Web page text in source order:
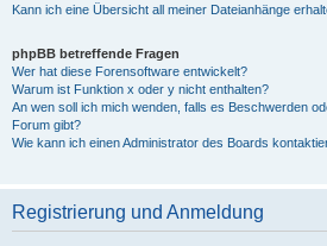
Kann ich eine Übersicht all meiner Dateianhänge
phpBB betreffende Fragen
Wer hat diese Forensoftware entwickelt?
Warum ist Funktion x oder y nicht enthalten?
An wen soll ich mich wenden, falls es Beschwerden
Forum gibt?
Wie kann ich einen Administrator des Boards
Registrierung und Anmeldung